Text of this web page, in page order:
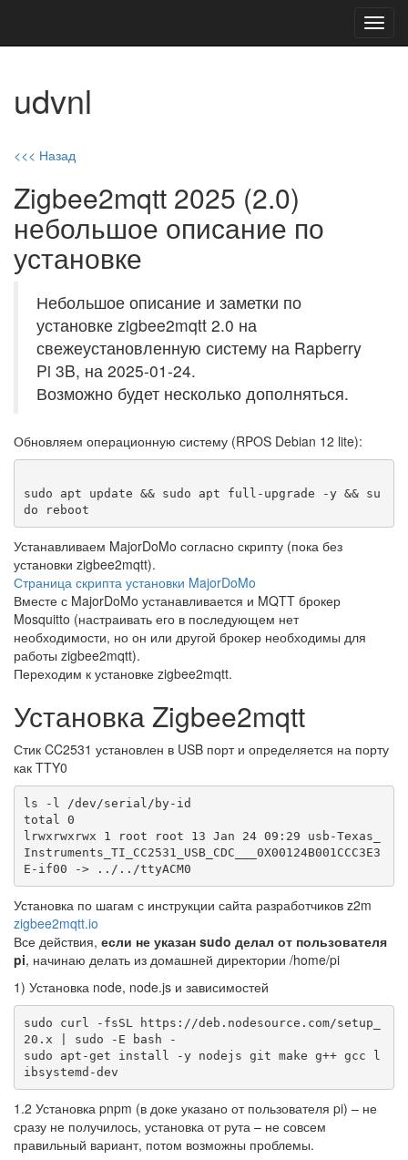
udvnl
<<< Назад
Zigbee2mqtt 2025 (2.0)
небольшое описание по
установке
Небольшое описание и заметки по
установке zigbee2mqtt 2.0 на
свежеустановленную систему на Rapberry
Pi 3B, на 2025-01-24.
Возможно будет несколько дополняться.
Обновляем операционную систему (RPOS Debian 12 lite):
sudo apt update && sudo apt full-upgrade -y && su
Устанавливаем MajorDoMo согласно скрипту (пока без
установки zigbee2mqtt).
Страница скрипта установки MajorDoMo
Вместе с MajorDoMo устанавливается и MQTT брокер
Mosquitto (настраивать его в последующем нет
необходимости, но он или другой брокер необходимы для
работы zigbee2mqtt).
Переходим к установке zigbee2mqtt.
Установка Zigbee2mqtt
Стик CC2531 установлен в USB порт и определяется на порту
как TTY0
ls -l /dev/serial/by-id
total 0
lrwxrwxrwx 1 root root 13 Jan 24 09:29 usb-Texas_
Instruments_TI_CC2531_USB_CDC___0X00124B001CCC3E3
E-if00 -> ../../ttyACM0
Установка по шагам с инструкции сайта разработчиков z2m
zigbee2mqtt.io
Все действия, если не указан sudo делал от пользователя
pi, начинаю делать из домашней директории /home/pi
1) Установка node, node.js и зависимостей
sudo curl -fsSL https://deb.nodesource.com/setup_
20.x | sudo -E bash -
sudo apt-get install -y nodejs git make g++ gcc l
ibsystemd-dev
1.2 Установка pnpm (в доке указано от пользователя pi) – не
сразу не получилось, установка от рута – не совсем
правильный вариант, потом возможны проблемы.